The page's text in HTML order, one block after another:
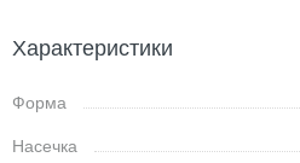
Характеристики
Форма
Насечка